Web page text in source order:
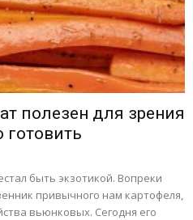
полезен для зрения
готовить
быть экзотикой. Вопреки
привычного нам картофеля,
вьюнковых. Сегодня его